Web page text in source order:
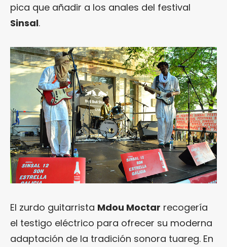
pica que añadir a los anales del festival
Sinsal.
El zurdo guitarrista Mdou Moctar recogería
el testigo eléctrico para ofrecer su moderna
adaptación de la tradición sonora tuareg. En